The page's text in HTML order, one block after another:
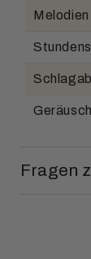
Melodien
Fragen